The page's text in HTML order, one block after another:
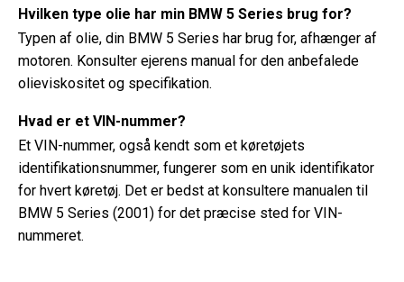
Hvilken type olie har min BMW 5 Series brug for?
Typen af ​​olie, din BMW 5 Series har brug for, afhænger af
motoren. Konsulter ejerens manual for den anbefalede
olieviskositet og specifikation.
Hvad er et VIN-nummer?
Et VIN-nummer, også kendt som et køretøjets
identifikationsnummer, fungerer som en unik identifikator
for hvert køretøj. Det er bedst at konsultere manualen til
BMW 5 Series (2001) for det præcise sted for VIN-
nummeret.